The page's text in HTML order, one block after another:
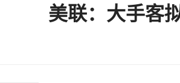
美联：大手客